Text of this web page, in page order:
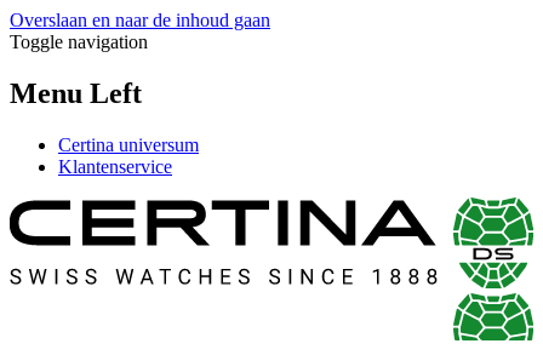
Overslaan en naar de inhoud gaan
Toggle navigation
Menu Left
Certina universum
Klantenservice